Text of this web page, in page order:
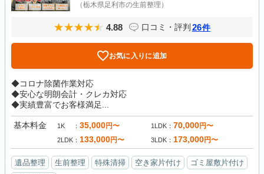
（栃木県足利市の生前整理）
4.88 口コミ・評判 26件
お気に入りに追加
◆コロナ除菌作業対応
◆安心な明朗会計・クレカ対応
◆実績豊富でお客様満足...
基本料金 1K 35,000円〜 1LDK 70,000円〜
2LDK 133,000円〜 3LDK 173,000円〜
遺品整理 生前整理 特殊清掃 空き家片付け
ゴミ屋敷片付け